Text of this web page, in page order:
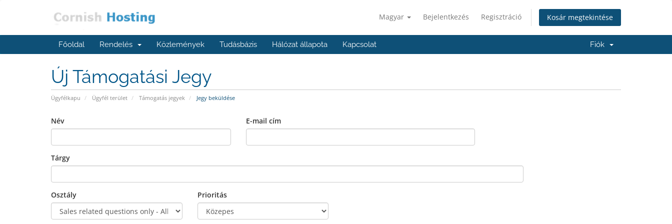
Magyar Bejelentkezés Regisztráció Kosár megtekintése
Főoldal Rendelés Közlemények Tudásbázis Hálózat állapota Kapcsolat Fiók
Új Támogatási Jegy
Ügyfélkapu Ügyfél terület Támogatás jegyek Jegy beküldése
Név E-mail cím
Tárgy
Osztály Prioritás